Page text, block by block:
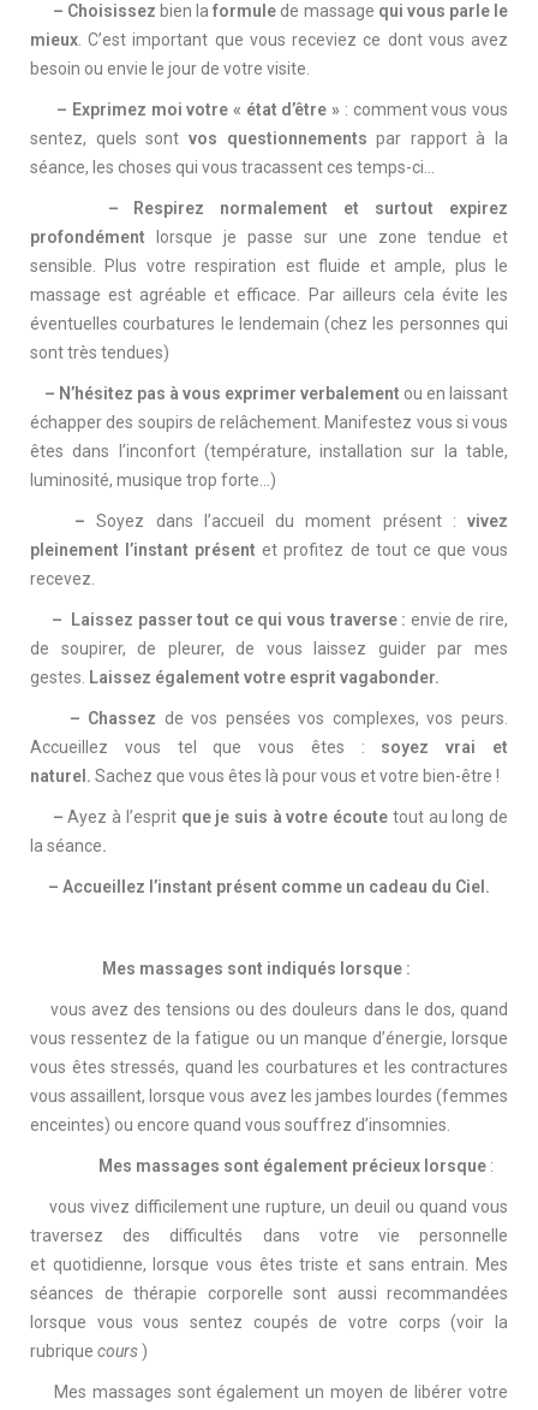
– Choisissez bien laformule de massage qui vous parle le
mieux . C’est important que vous receviez ce dont vous avez
besoin ou envie le jour de votre visite.
– Exprimez moi votre « état d’être » : comment vous vous
sentez, quels sont vos questionnements par rapport à la
séance, les choses qui vous tracassent ces temps-ci…
– Respirez normalement et surtout expirez
profondément lorsque je passe sur une zone tendue et
sensible. Plus votre respiration est fluide et ample, plus le
massage est agréable et efficace. Par ailleurs cela évite les
éventuelles courbatures le lendemain (chez les personnes qui
sont très tendues)
– N’hésitez pas à vous exprimer verbalement ou en laissant
échapper des soupirs de relâchement. Manifestez vous si vous
êtes dans l’inconfort (température, installation sur la table,
luminosité, musique trop forte…)
– Soyez dans l’accueil du moment présent : vivez
pleinement l’instant présentet profitez de tout ce que vous
recevez.
– Laissez passer tout ce qui vous traverse : envie de rire,
de soupirer, de pleurer, de vous laissez guider par mes
gestes. Laissez également votre esprit vagabonder.
– Chassez de vos pensées vos complexes, vos peurs.
Accueillez vous tel que vous êtes : soyez vrai et
naturel. Sachez que vous êtes là pour vous et votre bien-être !
– Ayez à l’esprit que je suis à votre écoute tout au long de
la séance.
– Accueillez l’instant présent comme un cadeau du Ciel.
Mes massages sont indiqués lorsque :
vous avez des tensions ou des douleurs dans le dos, quand
vous ressentez de la fatigue ou un manque d’énergie, lorsque
vous êtes stressés, quand les courbatures et les contractures
vous assaillent, lorsque vous avez les jambes lourdes (femmes
enceintes) ou encore quand vous souffrez d’insomnies.
Mes massages sont également précieux lorsque :
vous vivez difficilement une rupture, un deuil ou quand vous
traversez des difficultés dans votre vie personnelle
et quotidienne, lorsque vous êtes triste et sans entrain. Mes
séances de thérapie corporelle sont aussi recommandées
lorsque vous vous sentez coupés de votre corps (voir la
rubrique cours )
Mes massages sont également un moyen de libérer votre